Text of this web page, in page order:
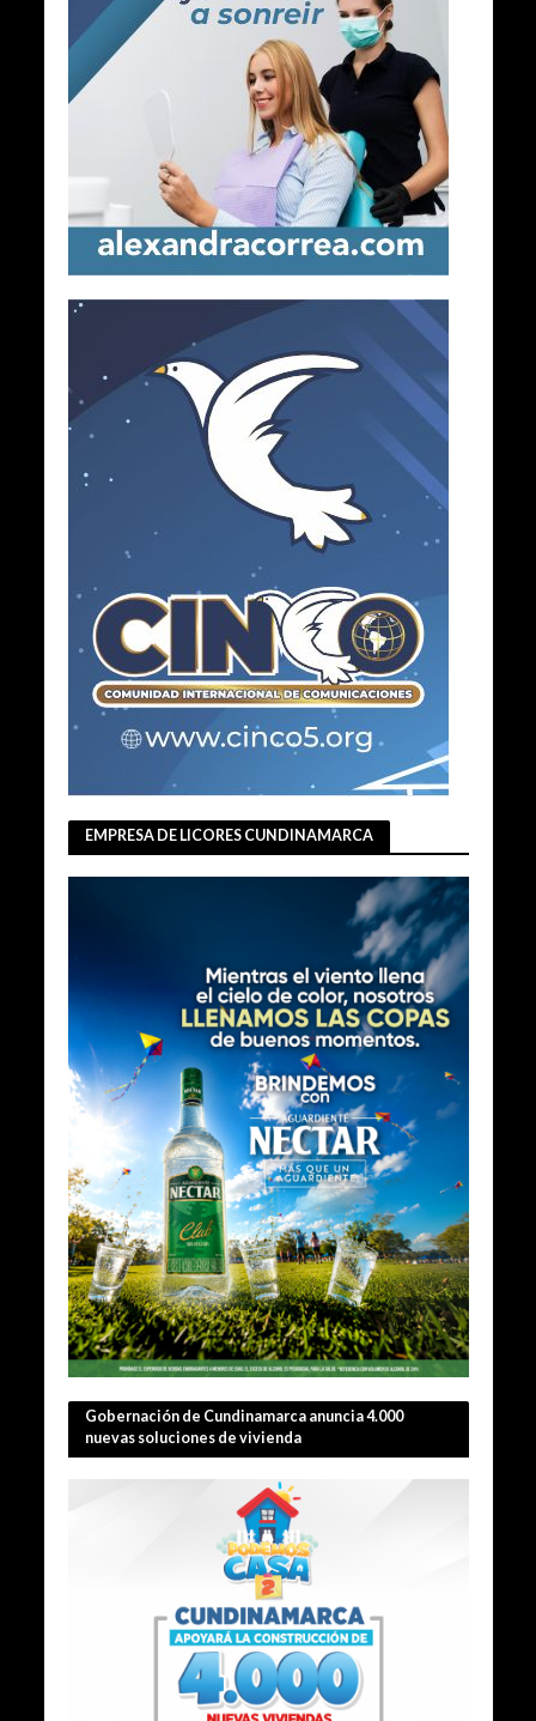
EMPRESA DE LICORES CUNDINAMARCA
Gobernación de Cundinamarca anuncia 4.000
nuevas soluciones de vivienda